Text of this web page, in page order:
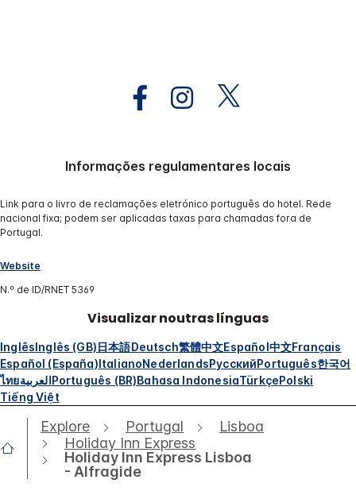
Informações regulamentares locais
Link para o livro de reclamações eletrónico português do hotel. Rede
nacional fixa; podem ser aplicadas taxas para chamadas fora de
Portugal.
Website
N.º de ID/RNET 5369
Visualizar noutras línguas
InglêsInglês (GB)日本語Deutsch繁體中文Español中文Français
Español (España)ItalianoNederlandsРусскийPortuguês한국어
ไทยالعربيةPortuguês (BR)Bahasa IndonesiaTürkçePolski
Tiếng Việt
Explore Portugal
Lisboa
Holiday Inn Express
Holiday Inn Express Lisboa
- Alfragide